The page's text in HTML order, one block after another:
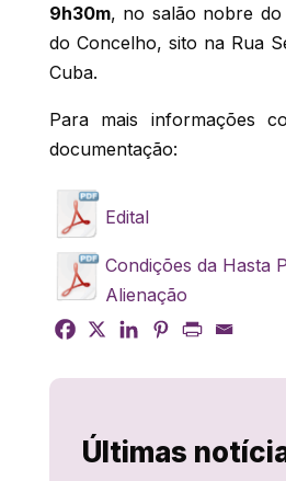
9h30m, no salão nobre do
do Concelho, sito na Rua
Cuba.
Para mais informações
documentação:
Edital
Condições da Hasta
Alienação
Últimas